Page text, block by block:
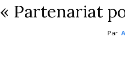
« Partenariat
Par